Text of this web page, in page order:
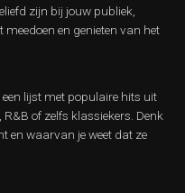
zijn bij jouw publiek,
en genieten van het
lijst met populaire hits uit
of zelfs klassiekers. Denk
en waarvan je weet dat ze